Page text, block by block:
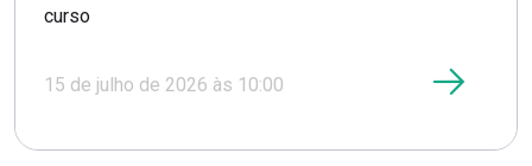
curso
15 de julho de 2026 às 10:00